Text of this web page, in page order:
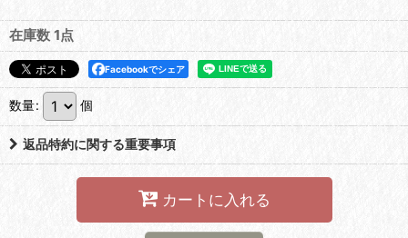
在庫数 1点
Facebookでシェア
数量: 個
返品特約に関する重要事項
カートに入れる